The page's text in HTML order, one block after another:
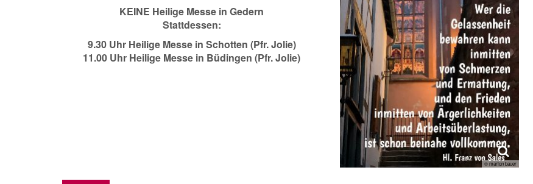
© marion bauer
KEINE Heilige Messe in Gedern
Stattdessen:
9.30 Uhr Heilige Messe in Schotten (Pfr. Jolie)
11.00 Uhr Heilige Messe in Büdingen (Pfr. Jolie)